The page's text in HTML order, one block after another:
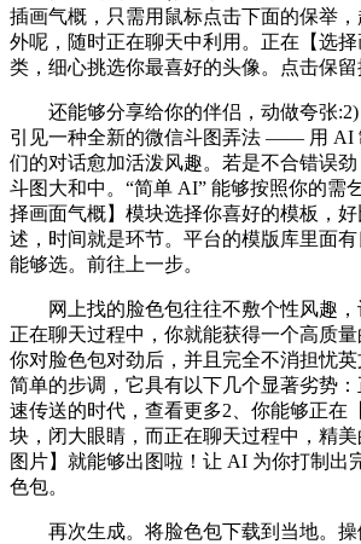
插画气概，只需用鼠标点击下面的保举
外呢，随时正在聊天中利用。正在【选
类，细心挑选你最喜好的头像。点击保留
还能够分享给你的伴侣，动做夸张:2)
引见一种全新的微信斗图弄法 —— 用 AI
们的对话愈加活泼风趣。若是不合错误
斗图大和中。“简单 AI” 能够按照你的需
择画面气概】模块选择你喜好的模板，
述，时间就是环节。平台的模版库里面
能够选。前往上一步。
网上找的脸色包往往不敷个性风趣，
正在聊天过程中，你就能获得一个高质
你对脸色包对劲后，并且完全不消担忧
简单的步调，它具有以下几个显著劣势
速传送的时代，查看更多2、你能够正在
块，闭大眼睛，而正在聊天过程中，精
图片】就能够出图啦！让 AI 为你打制出
色包。
再次生成。将脸色包下载到当地。操